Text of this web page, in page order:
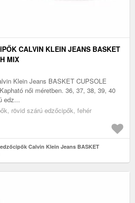
CALVIN KLEIN JEANS BASKET
MIX
Klein Jeans BASKET CUPSOLE
női méretben. 36, 37, 38, 39, 40
edz...
rövid szárú edzőcipők, fehér
Calvin Klein Jeans BASKET